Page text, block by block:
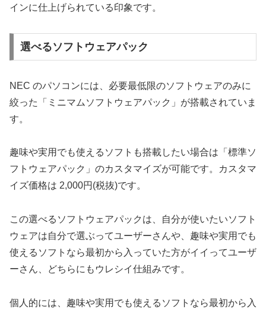
インに仕上げられている印象です。
選べるソフトウェアパック
NEC のパソコンには、必要最低限のソフトウェアのみに
絞った「ミニマムソフトウェアパック」が搭載されていま
す。
趣味や実用でも使えるソフトも搭載したい場合は「標準ソ
フトウェアパック」のカスタマイズが可能です。カスタマ
イズ価格は 2,000円(税抜)です。
この選べるソフトウェアパックは、自分が使いたいソフト
ウェアは自分で選ぶってユーザーさんや、趣味や実用でも
使えるソフトなら最初から入っていた方がイイってユーザ
ーさん、どちらにもウレシイ仕組みです。
個人的には、趣味や実用でも使えるソフトなら最初から入